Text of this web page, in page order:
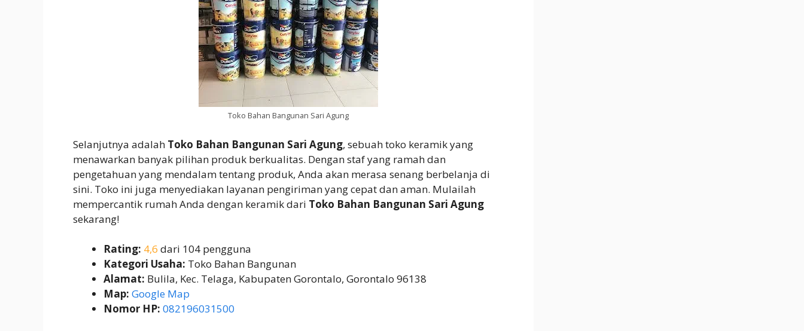
Toko Bahan Bangunan Sari Agung
Selanjutnya adalah Toko Bahan Bangunan Sari Agung, sebuah toko keramik yang
menawarkan banyak pilihan produk berkualitas. Dengan staf yang ramah dan
pengetahuan yang mendalam tentang produk, Anda akan merasa senang berbelanja di
sini. Toko ini juga menyediakan layanan pengiriman yang cepat dan aman. Mulailah
mempercantik rumah Anda dengan keramik dari Toko Bahan Bangunan Sari Agung
sekarang!
Rating: 4,6 dari 104 pengguna
Kategori Usaha: Toko Bahan Bangunan
Alamat: Bulila, Kec. Telaga, Kabupaten Gorontalo, Gorontalo 96138
Map: Google Map
Nomor HP: 082196031500